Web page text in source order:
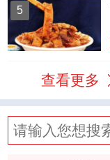
5
查看更多